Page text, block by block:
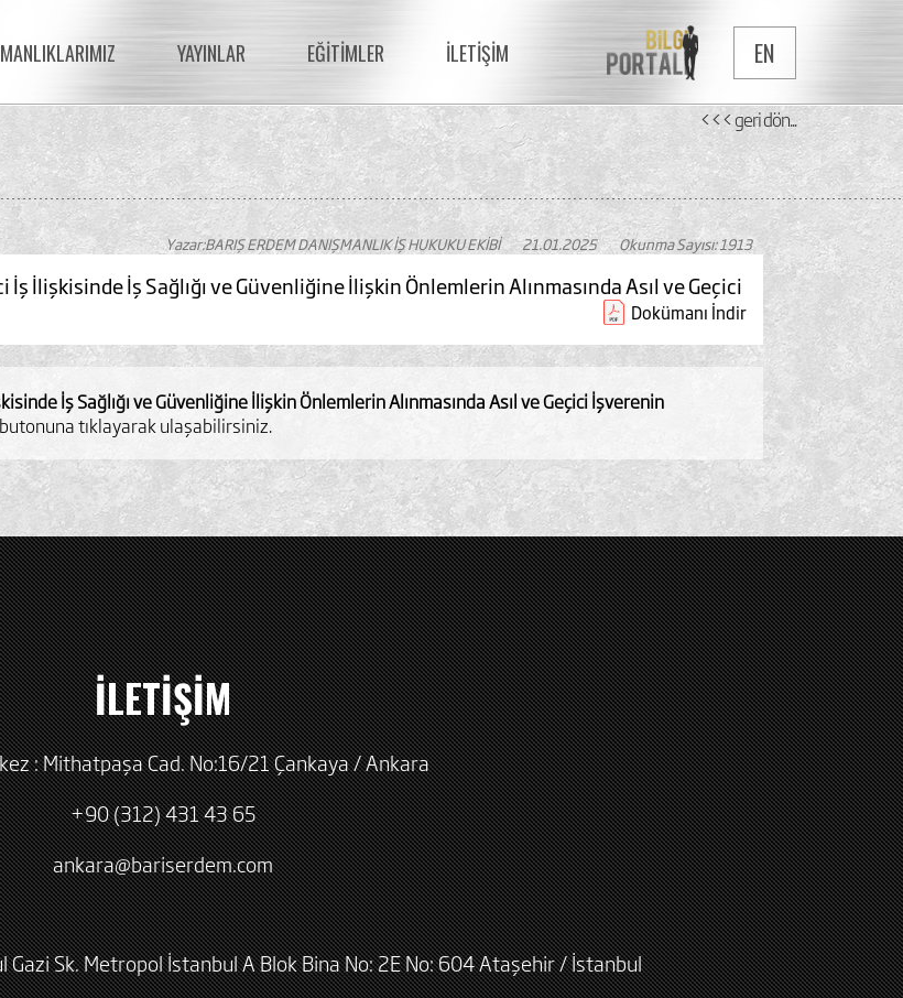
YAYINLAR EĞİTİMLER İLETİŞİM EN
<<< geri dön...
Okunma Sayısı: 1913
21.01.2025
Yazar:BARIŞ ERDEM DANIŞMANLIK İŞ HUKUKU EKİBİ
İlişkisinde İş Sağlığı ve Güvenliğine İlişkin Önlemlerin Alınmasında Asıl ve Geçici
Dokümanı İndir
İş Sağlığı ve Güvenliğine İlişkin Önlemlerin Alınmasında Asıl ve Geçici İşverenin
tıklayarak ulaşabilirsiniz.
İLETİŞİM
: Mithatpaşa Cad. No:16/21 Çankaya / Ankara
+90 (312) 431 43 65
ankara@bariserdem.com
Sk. Metropol İstanbul A Blok Bina No: 2E No: 604 Ataşehir / İstanbul